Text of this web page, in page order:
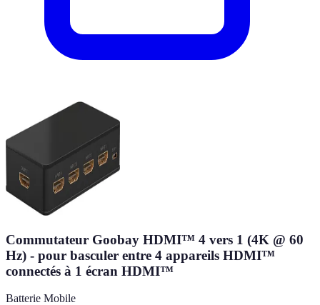
Commutateur Goobay HDMI™ 4 vers 1 (4K @ 60
Hz) - pour basculer entre 4 appareils HDMI™
connectés à 1 écran HDMI™
Batterie Mobile